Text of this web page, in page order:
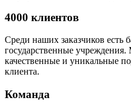
4000 клиентов
Среди наших заказчиков есть
государственные
качественные и уникальные
клиента.
Команда